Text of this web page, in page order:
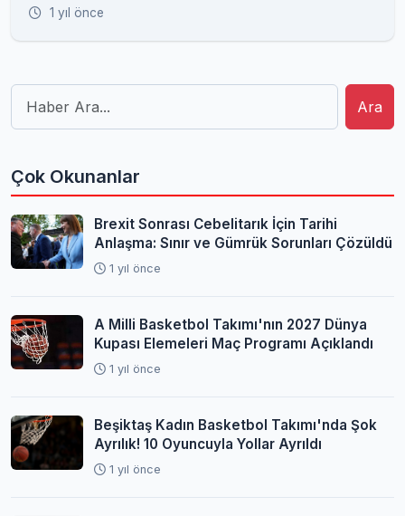
1 yıl önce
Ara
Çok Okunanlar
Brexit Sonrası Cebelitarık İçin Tarihi
Anlaşma: Sınır ve Gümrük Sorunları Çözüldü
1 yıl önce
A Milli Basketbol Takımı'nın 2027 Dünya
Kupası Elemeleri Maç Programı Açıklandı
1 yıl önce
Beşiktaş Kadın Basketbol Takımı'nda Şok
Ayrılık! 10 Oyuncuyla Yollar Ayrıldı
1 yıl önce